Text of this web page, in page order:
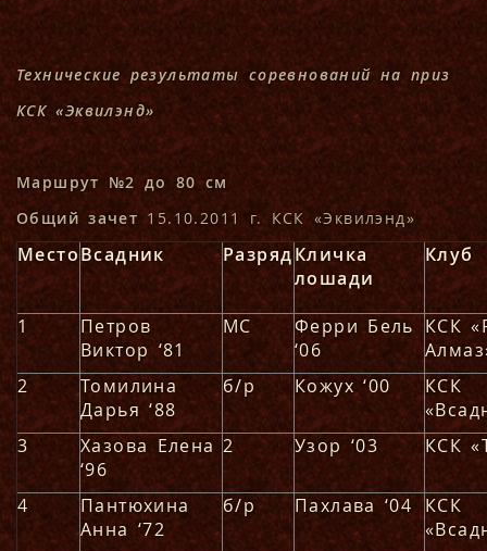
Технические результаты соревнований на приз
КСК «Эквилэнд»
Маршрут №2 до 80 см
Общий зачет 15.10.2011 г. КСК «Эквилэнд»
МестоВсадник РазрядКличка
лошади
Клуб
1
Петров
Виктор ‘81
МС
Ферри Бель
‘06
КСК
2
Томилина
Дарья ‘88
б/р Кожух ‘00
КСК
3
Хазова Елена
‘96
2 Узор ‘03 КСК
4
Пантюхина
Анна ‘72
б/р Пахлава ‘04 КСК